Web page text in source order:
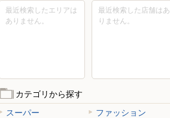
最近検索したエリアは
ありません。
最近検索した店舗はあ
りません。
カテゴリから探す
スーパー
ファッション